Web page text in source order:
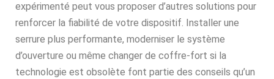
expérimenté peut vous proposer d’autres solutions pour
renforcer la fiabilité de votre dispositif. Installer une
serrure plus performante, moderniser le système
d’ouverture ou même changer de coffre-fort si la
technologie est obsolète font partie des conseils qu’un